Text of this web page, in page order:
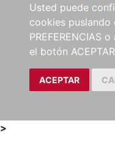
Usted puede
cookies puslando
PREFERENCIAS
el botón
ACEPTAR
>